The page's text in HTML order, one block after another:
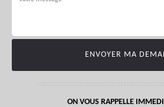
ON VOUS RAPPELLE